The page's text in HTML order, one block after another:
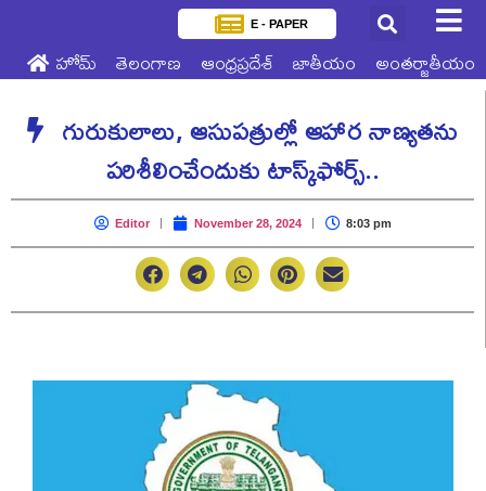
E - PAPER
హోమ్ తెలంగాణ ఆంధ్రప్రదేశ్ జాతీయం అంతర్జాతీయం
గురుకులాలు, ఆసుపత్రుల్లో ఆహార నాణ్యతను
పరిశీలించేందుకు టాస్క్‌ఫోర్స్..
Editor November 28, 2024 8:03 pm